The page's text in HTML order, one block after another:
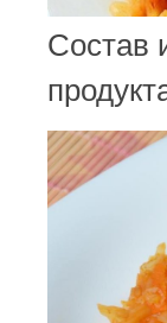
Состав